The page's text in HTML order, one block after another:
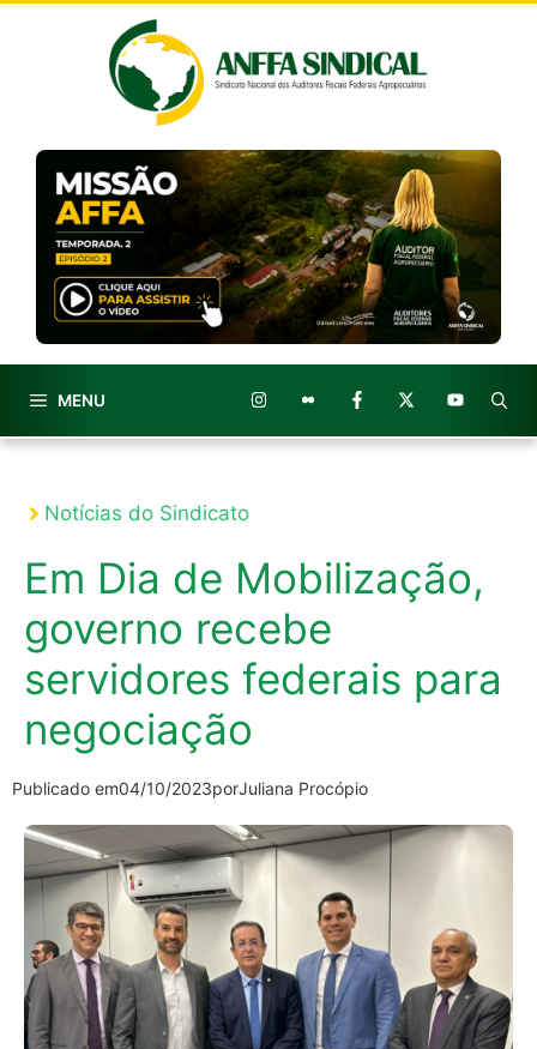
MENU
Notícias do Sindicato
Em Dia de Mobilização,
governo recebe
servidores federais para
negociação
Publicado em04/10/2023porJuliana Procópio